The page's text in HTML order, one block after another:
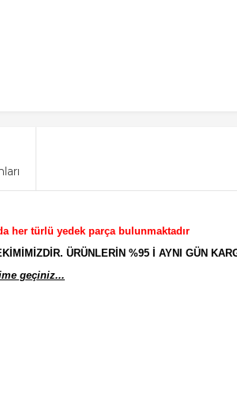
her türlü yedek parça bulunmaktadır
ÜRÜNLERİN %95 İ AYNI GÜN
geçiniz...